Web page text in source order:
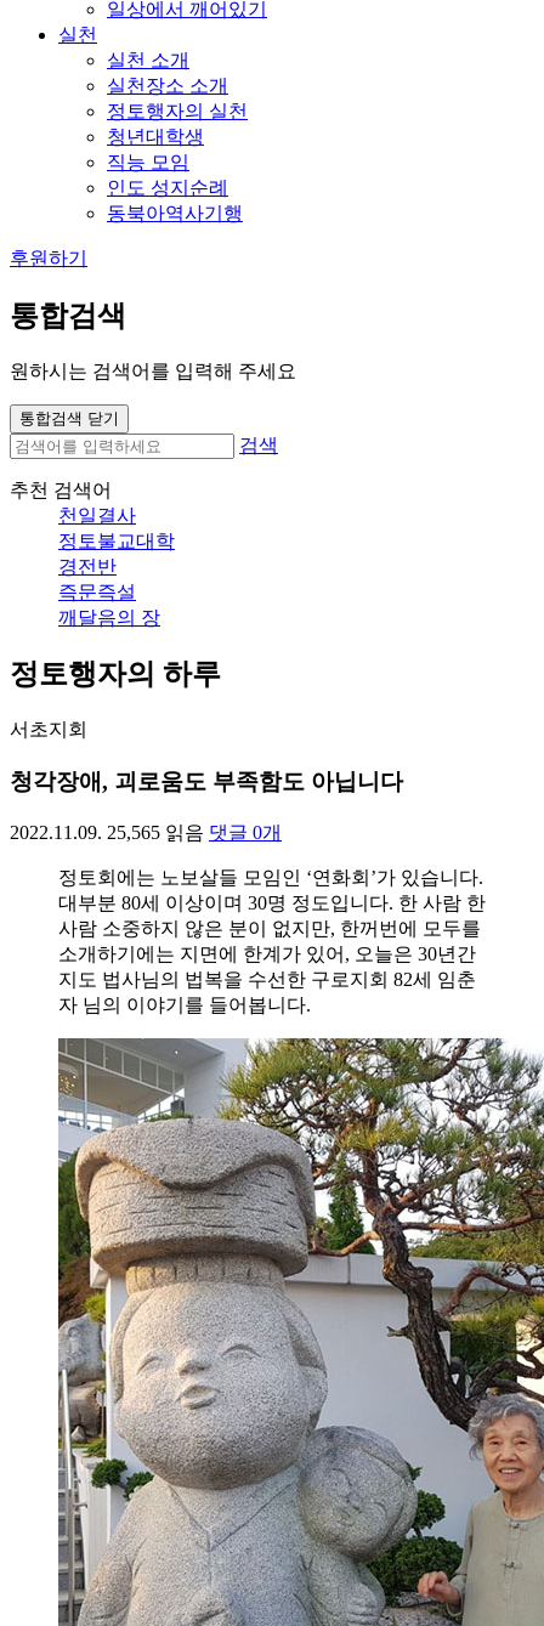
일상에서 깨어있기
실천
실천 소개
실천장소 소개
정토행자의 실천
청년대학생
직능 모임
인도 성지순례
동북아역사기행
후원하기
통합검색
원하시는 검색어를 입력해 주세요
통합검색 닫기
검색
추천 검색어
천일결사
정토불교대학
경전반
즉문즉설
깨달음의 장
정토행자의 하루
서초지회
청각장애, 괴로움도 부족함도 아닙니다
2022.11.09. 25,565 읽음 댓글 0개
정토회에는 노보살들 모임인 ‘연화회’가 있습니다.
대부분 80세 이상이며 30명 정도입니다. 한 사람 한
사람 소중하지 않은 분이 없지만, 한꺼번에 모두를
소개하기에는 지면에 한계가 있어, 오늘은 30년간
지도 법사님의 법복을 수선한 구로지회 82세 임춘
자 님의 이야기를 들어봅니다.